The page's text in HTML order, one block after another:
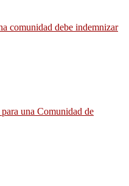
comunidad debe indemnizar
una Comunidad de